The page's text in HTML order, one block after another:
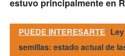
estuvo principalmente en
PUEDE INTERESARTE
semillas: estado actual de